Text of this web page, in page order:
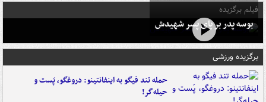
فیلم برگزیده
بوسه‌ پدر بر پای پسر شهیدش
برگزیده ورزشی
حمله تند فیگو به اینفانتینو: دروغگو، پَست‌ و
حیله‌گر!